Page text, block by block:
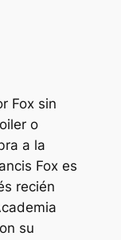
Fox sin
o
a la
Fox es
recién
su